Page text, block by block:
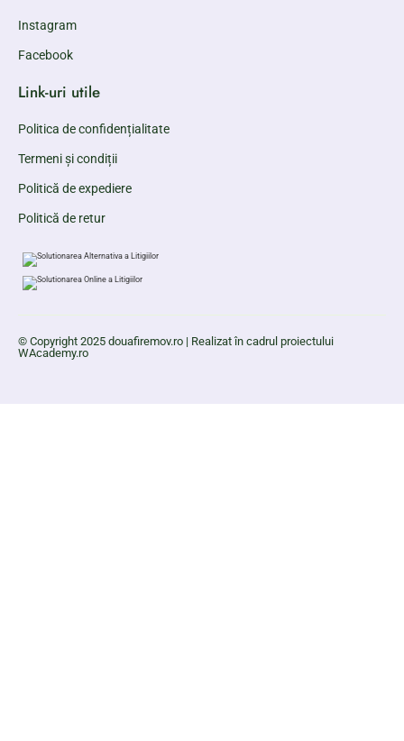
Instagram
Facebook
Link-uri utile
Politica de confidențialitate
Termeni și condiții
Politică de expediere
Politică de retur
© Copyright 2025 douafiremov.ro | Realizat în cadrul proiectului
WAcademy.ro